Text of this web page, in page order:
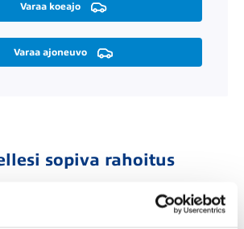
Varaa koeajo
Varaa ajoneuvo
sopiva rahoitus